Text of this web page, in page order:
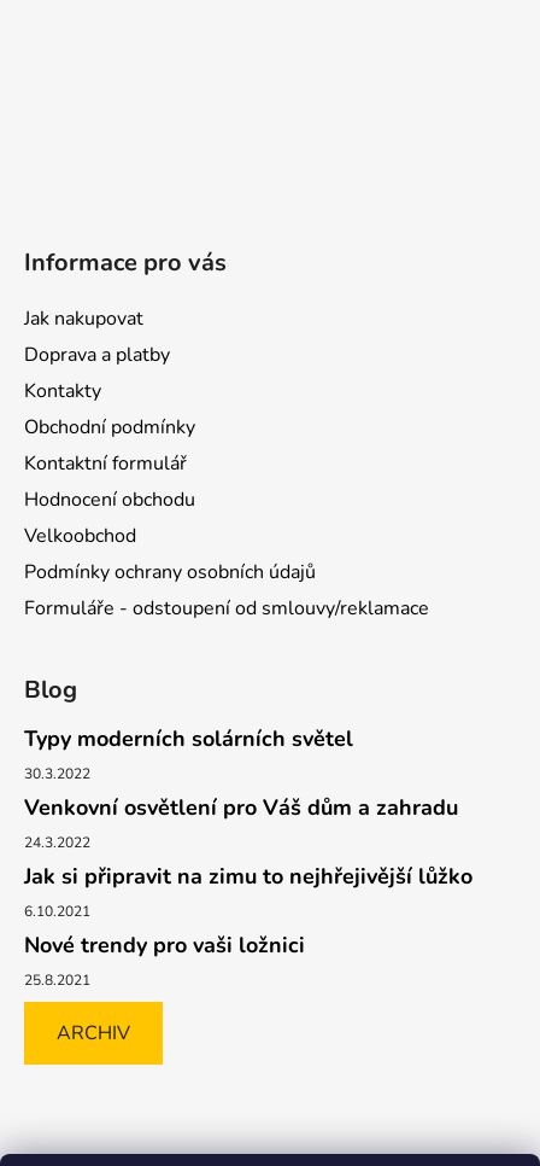
Informace pro vás
Jak nakupovat
Doprava a platby
Kontakty
Obchodní podmínky
Kontaktní formulář
Hodnocení obchodu
Velkoobchod
Podmínky ochrany osobních údajů
Formuláře - odstoupení od smlouvy/reklamace
Blog
Typy moderních solárních světel
30.3.2022
Venkovní osvětlení pro Váš dům a zahradu
24.3.2022
Jak si připravit na zimu to nejhřejivější lůžko
6.10.2021
Nové trendy pro vaši ložnici
25.8.2021
ARCHIV